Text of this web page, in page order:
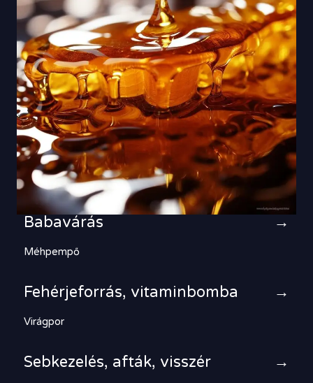
Babavárás
Méhpempő
→
Fehérjeforrás, vitaminbomba
Virágpor
→
Sebkezelés, afták, visszér →